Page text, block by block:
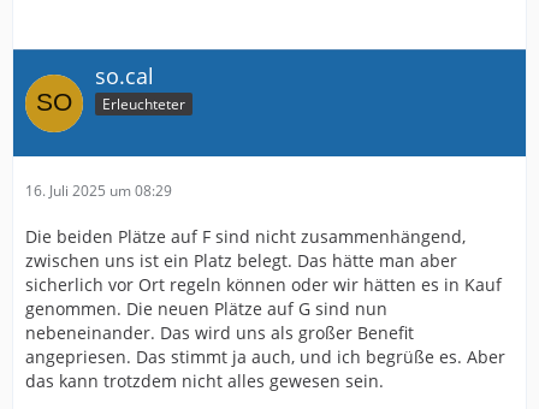
so.cal
Erleuchteter
16. Juli 2025 um 08:29
Die beiden Plätze auf F sind nicht zusammenhängend,
zwischen uns ist ein Platz belegt. Das hätte man aber
sicherlich vor Ort regeln können oder wir hätten es in Kauf
genommen. Die neuen Plätze auf G sind nun
nebeneinander. Das wird uns als großer Benefit
angepriesen. Das stimmt ja auch, und ich begrüße es. Aber
das kann trotzdem nicht alles gewesen sein.